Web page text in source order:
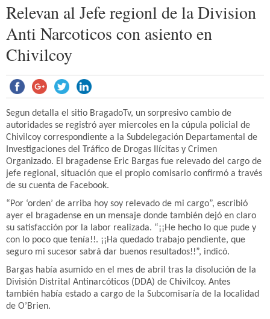
Relevan al Jefe regionl de la Division
Anti Narcoticos con asiento en
Chivilcoy
Segun detalla el sitio BragadoTv, un sorpresivo cambio de
autoridades se registró ayer miercoles en la cúpula policial de
Chivilcoy correspondiente a la Subdelegación Departamental de
Investigaciones del Tráfico de Drogas Ilícitas y Crimen
Organizado. El bragadense Eric Bargas fue relevado del cargo de
jefe regional, situación que el propio comisario confirmó a través
de su cuenta de Facebook.
“Por ‘orden’ de arriba hoy soy relevado de mi cargo”, escribió
ayer el bragadense en un mensaje donde también dejó en claro
su satisfacción por la labor realizada. “¡¡He hecho lo que pude y
con lo poco que tenía!!. ¡¡Ha quedado trabajo pendiente, que
seguro mi sucesor sabrá dar buenos resultados!!”, indicó.
Bargas había asumido en el mes de abril tras la disolución de la
División Distrital Antinarcóticos (DDA) de Chivilcoy. Antes
también había estado a cargo de la Subcomisaría de la localidad
de O’Brien.